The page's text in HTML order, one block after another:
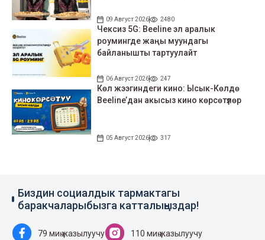
09 Август 2026 2480
Чексиз 5G: Beeline эл аралык
роумингде жаңы муундагы
байланышты тартуулайт
06 Август 2026 247
Көл жээгиндеги кино: Ысык-Көлдө
Beeline’дан акысыз кино көрсөтүлөр
05 Август 2026 317
Биздин социалдык тармактагы
баракчаларыбызга катталыңыздар!
79 миң жазылуучу 110 миң жазылуучу